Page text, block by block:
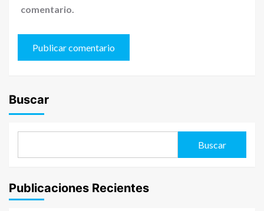
comentario.
Buscar
Buscar
Publicaciones Recientes